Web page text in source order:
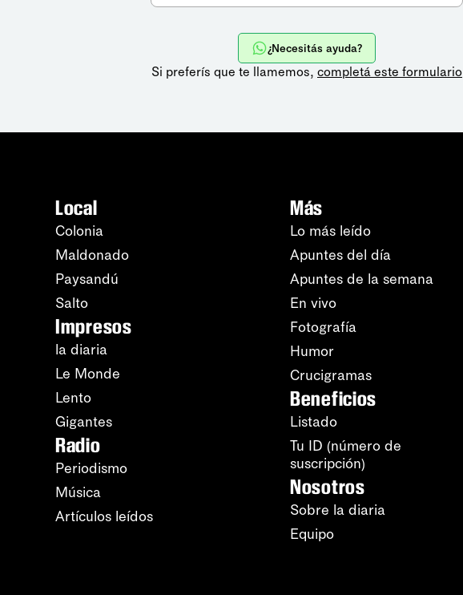
¿Necesitás ayuda?
Si preferís que te llamemos, completá este formulario
Local
Colonia
Maldonado
Paysandú
Salto
Impresos
la diaria
Le Monde
Lento
Gigantes
Radio
Periodismo
Música
Artículos leídos
Más
Lo más leído
Apuntes del día
Apuntes de la semana
En vivo
Fotografía
Humor
Crucigramas
Beneficios
Listado
Tu ID (número de
suscripción)
Nosotros
Sobre la diaria
Equipo